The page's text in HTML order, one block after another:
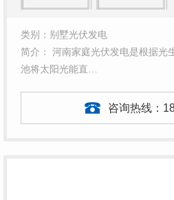
类别：别墅光伏发电
简介： 河南家庭光伏发电是根据光
池将太阳光能直…
咨询热线：